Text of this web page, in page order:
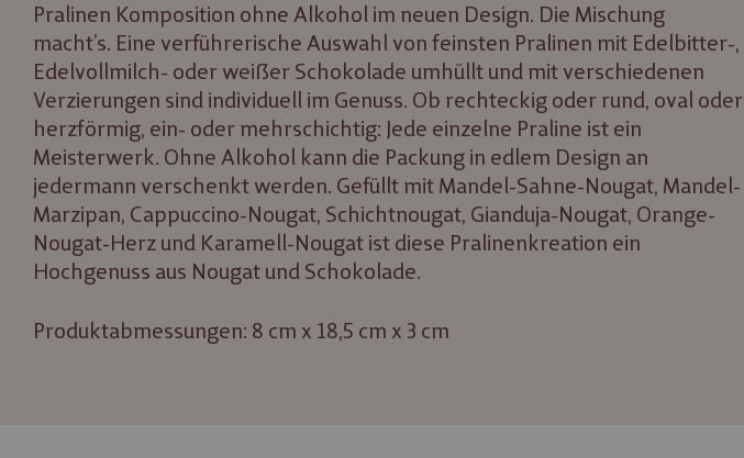
Pralinen Komposition ohne Alkohol im neuen Design. Die Mischung
macht’s. Eine verführerische Auswahl von feinsten Pralinen mit Edelbitter-,
Edelvollmilch- oder weißer Schokolade umhüllt und mit verschiedenen
Verzierungen sind individuell im Genuss. Ob rechteckig oder rund, oval oder
herzförmig, ein- oder mehrschichtig: Jede einzelne Praline ist ein
Meisterwerk. Ohne Alkohol kann die Packung in edlem Design an
jedermann verschenkt werden. Gefüllt mit Mandel-Sahne-Nougat, Mandel-
Marzipan, Cappuccino-Nougat, Schichtnougat, Gianduja-Nougat, Orange-
Nougat-Herz und Karamell-Nougat ist diese Pralinenkreation ein
Hochgenuss aus Nougat und Schokolade.
Produktabmessungen: 8 cm x 18,5 cm x 3 cm